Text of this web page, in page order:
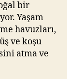
bir
Yaşam
havuzları,
ve koşu
atma ve